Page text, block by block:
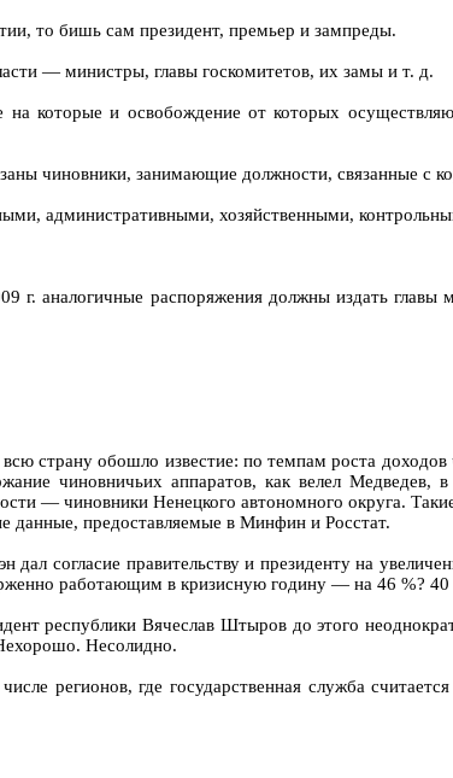
то бишь сам президент, премьер и зампреды.
— министры, главы госкомитетов, их замы и т. д.
которые и освобождение от которых
чиновники, занимающие должности, связанные с
административными, хозяйственными,
г. аналогичные распоряжения должны издать
страну обошло известие: по темпам роста
чиновничьих аппаратов, как велел
— чиновники Ненецкого автономного округа.
данные, предоставляемые в Минфин и Росстат.
согласие правительству и президенту на
работающим в кризисную годину — на 46 %? 40
республики Вячеслав Штыров до этого
Несолидно.
регионов, где государственная служба